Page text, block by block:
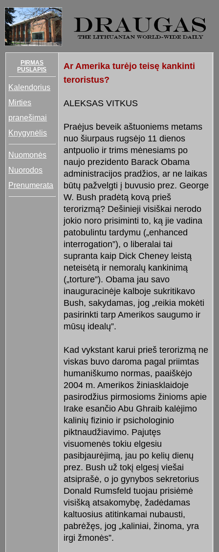
PIRMAS
PUSLAPIS
Kalendorius
Mirties
pranešimai
Knygynėlis
Nuomonės
Nuorodos
Prenumerata
Ar Amerika turėjo teisę kankinti
teroristus?
ALEKSAS VITKUS
Praėjus beveik aštuoniems metams
nuo šiurpaus rugsėjo 11 dienos
antpuolio ir trims mėnesiams po
naujo prezidento Barack Obama
administracijos pradžios, ar ne laikas
būtų pažvelgti į buvusio prez. George
W. Bush pradėtą kovą prieš
terorizmą? Dešinieji visiškai nerodo
jokio noro prisiminti to, ką jie vadina
patobulintu tardymu („enhanced
interrogation”), o liberalai tai
supranta kaip Dick Cheney leistą
neteisėtą ir nemoralų kankinimą
(„torture”). Obama jau savo
inauguracinėje kalboje sukritikavo
Bush, sakydamas, jog „reikia mokėti
pasirinkti tarp Amerikos saugumo ir
mūsų idealų”.
Kad vykstant karui prieš terorizmą ne
viskas buvo daroma pagal priimtas
humaniškumo normas, paaiškėjo
2004 m. Amerikos žiniasklaidoje
pasirodžius pirmosioms žinioms apie
Irake esančio Abu Ghraib kalėjimo
kalinių fizinio ir psichologinio
piktnaudžiavimo. Pajutęs
visuomenės tokiu elgesiu
pasibjaurėjimą, jau po kelių dienų
prez. Bush už tokį elgesį viešai
atsiprašė, o jo gynybos sekretorius
Donald Rumsfeld tuojau prisiėmė
visišką atsakomybę, žadėdamas
kaltuosius atitinkamai nubausti,
pabrėžęs, jog „kaliniai, žinoma, yra
irgi žmonės”.